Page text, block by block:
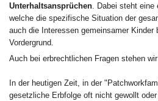
Unterhaltsansprüchen . Dabei steht
welche die spezifische Situation der
auch die Interessen gemeinsamer Kinder
Vordergrund.
Auch bei erbrechtlichen Fragen stehen
In der heutigen Zeit, in der
gesetzliche Erbfolge oft nicht gewollt